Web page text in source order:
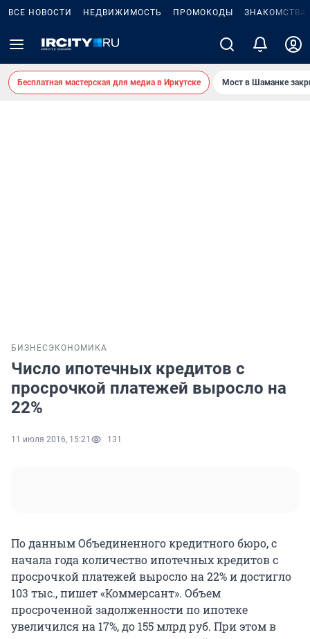
ВСЕ НОВОСТИ НЕДВИЖИМОСТЬ ПРОМОКОДЫ ЗНАКОМСТВА
Бесплатная мастерская для медиа в Иркутске Мост в Шаманке
БИЗНЕС ЭКОНОМИКА
Число ипотечных кредитов с
просрочкой платежей выросло на
22%
11 июля 2016, 15:21 131
По данным Объединенного кредитного бюро, с
начала года количество ипотечных кредитов с
просрочкой платежей выросло на 22% и достигло
103 тыс., пишет «Коммерсант». Объем
просроченной задолженности по ипотеке
увеличился на 17%, до 155 млрд руб. При этом в